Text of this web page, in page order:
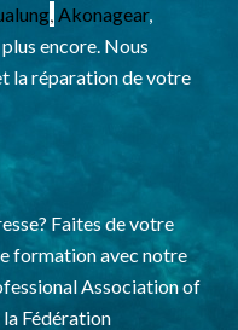
, Akonagear,
encore. Nous
la réparation de votre
Faites de votre
formation avec notre
Association of
la Fédération